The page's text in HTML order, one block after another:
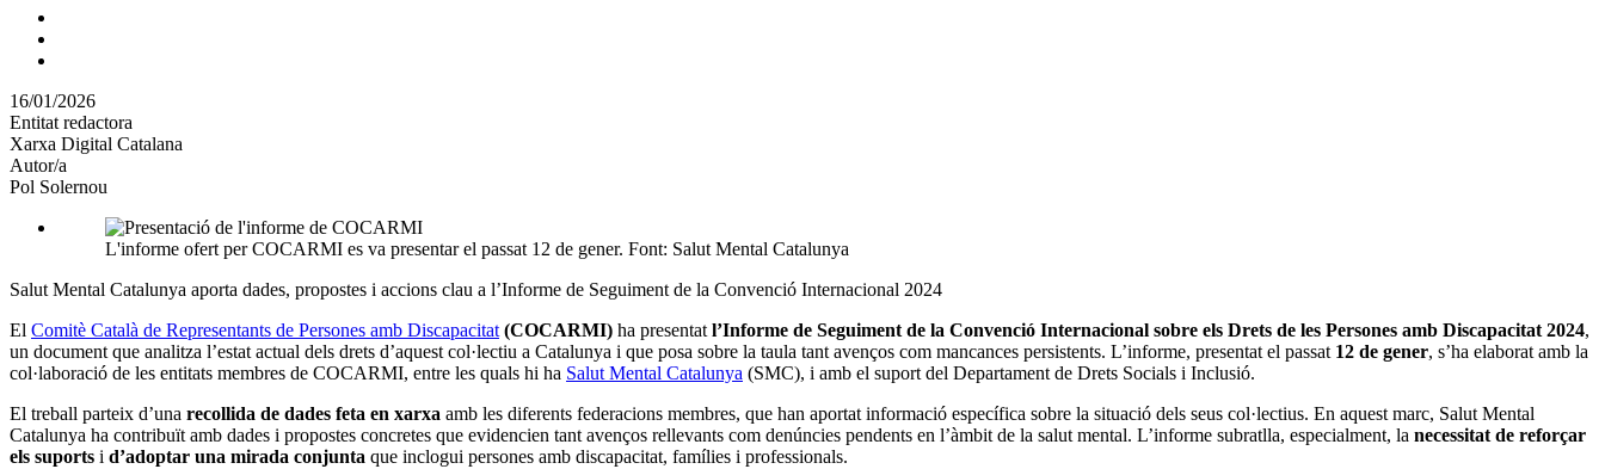
Comparteix
altres
xarxes
socials
16/01/2026
Entitat redactora
Xarxa Digital Catalana
Autor/a
Pol Solernou
L'informe ofert per COCARMI es va presentar el passat 12 de gener. Font: Salut Mental Catalunya
Salut Mental Catalunya aporta dades, propostes i accions clau a l’Informe de Seguiment de la Convenció Internacional 2024
El Comitè Català de Representants de Persones amb Discapacitat (COCARMI) ha presentatl’Informe de Seguiment de la Convenció Internacional sobre els Drets de les Persones amb Discapacitat 2024,
un document que analitza l’estat actual dels drets d’aquest col·lectiu a Catalunya i que posa sobre la taula tant avenços com mancances persistents. L’informe, presentat el passat 12 de gener, s’ha elaborat amb la
col·laboració de les entitats membres de COCARMI, entre les quals hi ha Salut Mental Catalunya (SMC), i amb el suport del Departament de Drets Socials i Inclusió.
El treball parteix d’una recollida de dades feta en xarxa amb les diferents federacions membres, que han aportat informació específica sobre la situació dels seus col·lectius. En aquest marc, Salut Mental
Catalunya ha contribuït amb dades i propostes concretes que evidencien tant avenços rellevants com denúncies pendents en l’àmbit de la salut mental. L’informe subratlla, especialment, la necessitat de reforçar
els suports i d’adoptar una mirada conjunta que inclogui persones amb discapacitat, famílies i professionals.